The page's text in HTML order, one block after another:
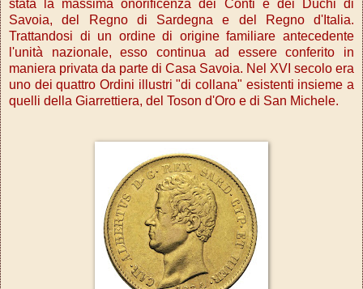
stata la massima onorificenza dei Conti e dei Duchi di
Savoia, del Regno di Sardegna e del Regno d'Italia.
Trattandosi di un ordine di origine familiare antecedente
l'unità nazionale, esso continua ad essere conferito in
maniera privata da parte di Casa Savoia. Nel XVI secolo era
uno dei quattro Ordini illustri "di collana" esistenti insieme a
quelli della Giarrettiera, del Toson d'Oro e di San Michele.